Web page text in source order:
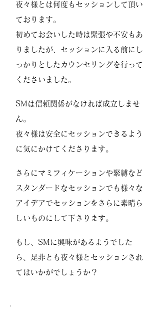
夜々様とは何度もセッションして頂い
ております。
初めてお会いした時は緊張や不安もあ
りましたが、セッションに入る前にし
っかりとしたカウンセリングを行って
くださいました。
SMは信頼関係がなければ成立しませ
ん。
夜々様は安全にセッションできるよう
に気にかけてくださります。
さらにマミフィケーションや緊縛など
スタンダードなセッションでも様々な
アイデアでセッションをさらに素晴ら
しいものにして下さります。
もし、SMに興味があるようでした
ら、是非とも夜々様とセッションされ
てはいかがでしょうか？